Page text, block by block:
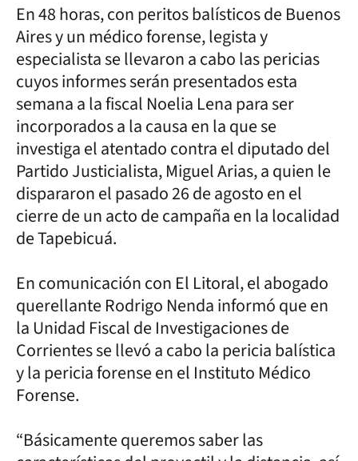
En 48 horas, con peritos balísticos de Buenos
Aires y un médico forense, legista y
especialista se llevaron a cabo las pericias
cuyos informes serán presentados esta
semana a la fiscal Noelia Lena para ser
incorporados a la causa en la que se
investiga el atentado contra el diputado del
Partido Justicialista, Miguel Arias, a quien le
dispararon el pasado 26 de agosto en el
cierre de un acto de campaña en la localidad
de Tapebicuá.
En comunicación con El Litoral, el abogado
querellante Rodrigo Nenda informó que en
la Unidad Fiscal de Investigaciones de
Corrientes se llevó a cabo la pericia balística
y la pericia forense en el Instituto Médico
Forense.
“Básicamente queremos saber las